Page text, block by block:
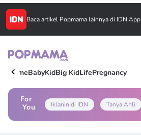
Baca artikel Popmama lainnya di IDN App
HomeBabyKidBig KidLifePregnancy
For
You
Iklanin di IDN Tanya Ahli